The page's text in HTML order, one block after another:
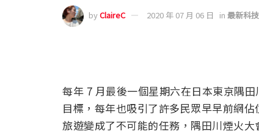
byClaireC 2020 年 07 月 06 日 in 最新科
每年 7 月最後一個星期六在日本東京隅
目標，每年也吸引了許多民眾早早前網
旅遊變成了不可能的任務，隅田川煙火